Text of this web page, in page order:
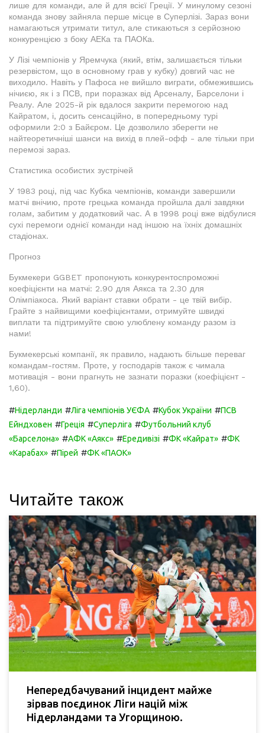
лише для команди, але й для всієї Греції. У минулому сезоні
команда знову зайняла перше місце в Суперлізі. Зараз вони
намагаються утримати титул, але стикаються з серйозною
конкуренцією з боку АЕКа та ПАОКа.
У Лізі чемпіонів у Яремчука (який, втім, залишається тільки
резервістом, що в основному грав у кубку) довгий час не
виходило. Навіть у Пафоса не вийшло виграти, обмежившись
нічиєю, як і з ПСВ, при поразках від Арсеналу, Барселони і
Реалу. Але 2025-й рік вдалося закрити перемогою над
Кайратом, і, досить сенсаційно, в попередньому турі
оформили 2:0 з Байєром. Це дозволило зберегти не
найтеоретичніші шанси на вихід в плей-офф - але тільки при
перемозі зараз.
Статистика особистих зустрічей
У 1983 році, під час Кубка чемпіонів, команди завершили
матчі внічию, проте грецька команда пройшла далі завдяки
голам, забитим у додатковий час. А в 1998 році вже відбулися
сухі перемоги однієї команди над іншою на їхніх домашніх
стадіонах.
Прогноз
Букмекери GGBET пропонують конкурентоспроможні
коефіцієнти на матчі: 2.90 для Аякса та 2.30 для
Олімпіакоса. Який варіант ставки обрати - це твій вибір.
Грайте з найвищими коефіцієнтами, отримуйте швидкі
виплати та підтримуйте свою улюблену команду разом із
нами!
Букмекерські компанії, як правило, надають більше переваг
командам-гостям. Проте, у господарів також є чимала
мотивація - вони прагнуть не зазнати поразки (коефіцієнт -
1,60).
#Нідерланди #Ліга чемпіонів УЄФА #Кубок України #ПСВ
Ейндховен #Греція #Суперліга #Футбольний клуб
«Барселона» #АФК «Аякс» #Ередивізі #ФК «Кайрат» #ФК
«Карабах» #Пірей #ФК «ПАОК»
Читайте також
Непередбачуваний інцидент майже
зірвав поєдинок Ліги націй між
Нідерландами та Угорщиною.